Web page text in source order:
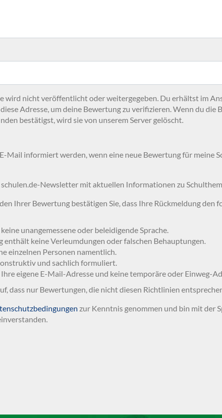
wird nicht veröffentlicht oder weitergegeben. Du erhältst im
Adresse, um deine Bewertung zu verifizieren. Wenn du die
bestätigst, wird sie von unserem Server gelöscht.
Mail informiert werden, wenn eine neue Bewertung für meine
Newsletter mit aktuellen Informationen zu
Ihrer Bewertung bestätigen Sie, dass Ihre Rückmeldung den
unangemessene oder beleidigende Sprache.
enthält keine Verleumdungen oder falschen Behauptungen.
einzelnen Personen namentlich.
und sachlich formuliert.
eigene E-Mail-Adresse und keine temporäre oder Einweg-
dass nur Bewertungen, die nicht diesen Richtlinien
zur Kenntnis genommen und bin mit der